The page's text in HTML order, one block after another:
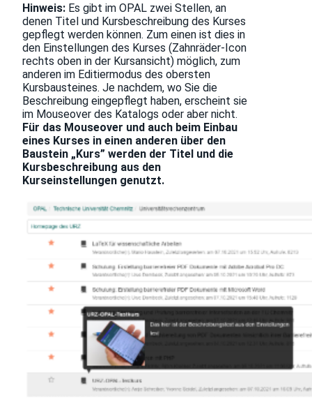
Hinweis: Es gibt im OPAL zwei Stellen, an
denen Titel und Kursbeschreibung des Kurses
gepflegt werden können. Zum einen ist dies in
den Einstellungen des Kurses (Zahnräder-Icon
rechts oben in der Kursansicht) möglich, zum
anderen im Editiermodus des obersten
Kursbausteines. Je nachdem, wo Sie die
Beschreibung eingepflegt haben, erscheint sie
im Mouseover des Katalogs oder aber nicht.
Für das Mouseover und auch beim Einbau
eines Kurses in einen anderen über den
Baustein „Kurs” werden der Titel und die
Kursbeschreibung aus den
Kurseinstellungen genutzt.